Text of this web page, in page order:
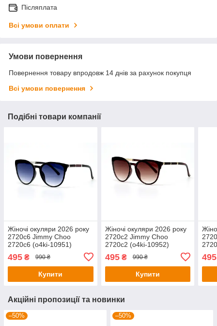
Післяплата
Всі умови оплати
Умови повернення
Повернення товару впродовж 14 днів за рахунок покупця
Всі умови повернення
Подібні товари компанії
Жіночі окуляри 2026 року
2720c6 Jimmy Choo
2720c6 (o4ki-10951)
495 ₴ 990 ₴
Купити
Жіночі окуляри 2026 року
2720c2 Jimmy Choo
2720c2 (o4ki-10952)
495₴ 990 ₴
Купити
495
Акційні пропозиції та новинки
–50% –50%